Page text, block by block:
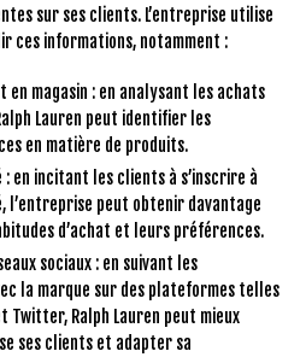
sur ses clients. L’entreprise utilise
ces informations, notamment :
en magasin : en analysant les achats
Lauren peut identifier les
en matière de produits.
: en incitant les clients à s’inscrire à
l’entreprise peut obtenir davantage
d’achat et leurs préférences.
sociaux : en suivant les
la marque sur des plateformes telles
Twitter, Ralph Lauren peut mieux
ses clients et adapter sa